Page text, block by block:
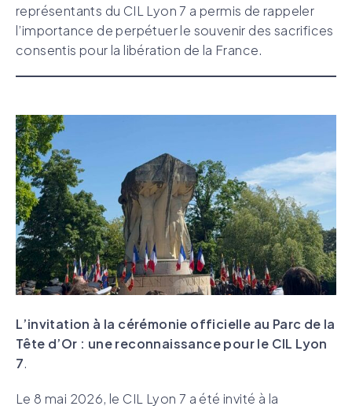
représentants du CIL Lyon 7 a permis de rappeler
l’importance de perpétuer le souvenir des sacrifices
consentis pour la libération de la France.
L’invitation à la cérémonie officielle au Parc de la
Tête d’Or : une reconnaissance pour le CIL Lyon
7.
Le 8 mai 2026, le CIL Lyon 7 a été invité à la